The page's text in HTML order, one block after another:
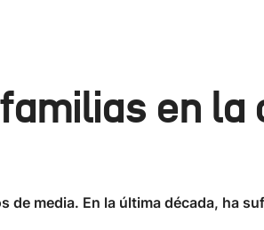
en la
de media. En la última década, ha